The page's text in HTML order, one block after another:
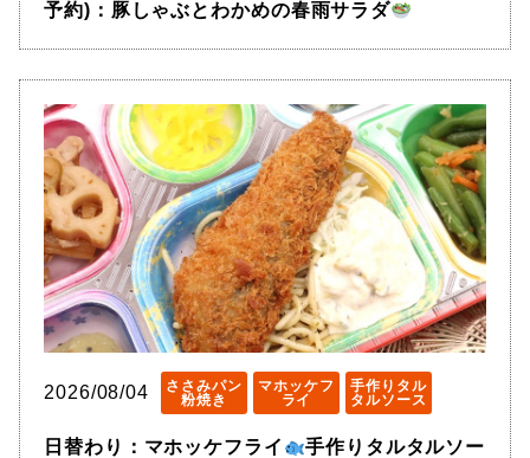
予約)：豚しゃぶとわかめの春雨サラダ
2026/08/04
ささみパン
粉焼き
マホッケフ
ライ
手作りタル
タルソース
日替わり：マホッケフライ
手作りタルタルソー